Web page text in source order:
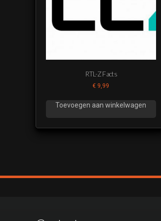
RTL-Z Facts
€ 9,99
Toevoegen aan winkelwagen